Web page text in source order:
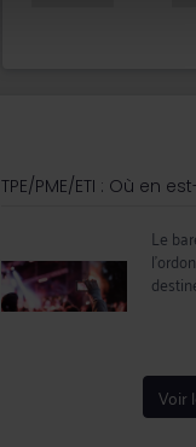
TPE/PME/ETI : Où en
Le
Voir